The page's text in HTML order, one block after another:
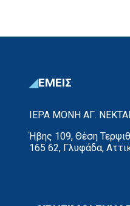
ΕΜΕΙΣ
ΙΕΡΑ ΜΟΝΗ ΑΓ.
Ήβης 109, Θέση
165 62, Γλυφάδα,